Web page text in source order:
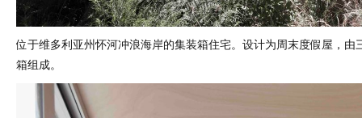
位于维多利亚州怀河冲浪海岸的集装箱住宅。设计为周末度假屋，由
箱组成。